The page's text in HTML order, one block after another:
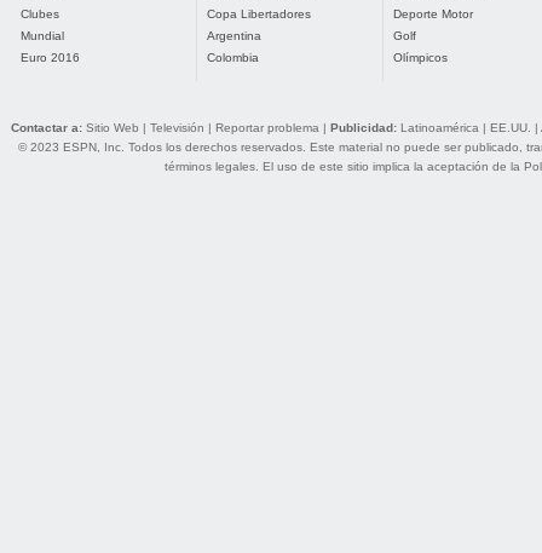
Clubes
Mundial
Euro 2016
Copa Libertadores
Argentina
Colombia
Deporte Motor
Golf
Olímpicos
Contactar a: Sitio Web | Televisión | Reportar problema | Publicidad: Latinoamérica | EE.UU. |
© 2023 ESPN, Inc. Todos los derechos reservados. Este material no puede ser publicado,
términos legales. El uso de este sitio implica la aceptación de la